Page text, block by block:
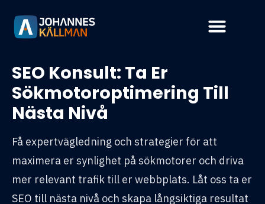
SEO Konsult: Ta Er
Sökmotoroptimering Till
Nästa Nivå
Få expertvägledning och strategier för att
maximera er synlighet på sökmotorer och driva
mer relevant trafik till er webbplats. Låt oss ta er
SEO till nästa nivå och skapa långsiktiga resultat